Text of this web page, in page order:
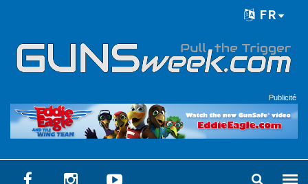
FR
Publicité